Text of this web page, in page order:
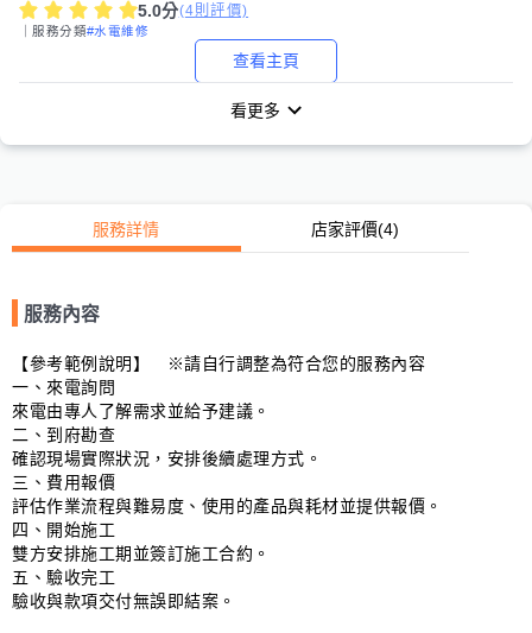
5.0分(4則評價)
｜服務分類#水電維修
查看主頁
看更多
服務詳情 店家評價(4)
服務內容
【參考範例說明】　※請自行調整為符合您的服務內容
一、來電詢問
來電由專人了解需求並給予建議。
二、到府勘查
確認現場實際狀況，安排後續處理方式。
三、費用報價
評估作業流程與難易度、使用的產品與耗材並提供報價。
四、開始施工
雙方安排施工期並簽訂施工合約。
五、驗收完工
驗收與款項交付無誤即結案。